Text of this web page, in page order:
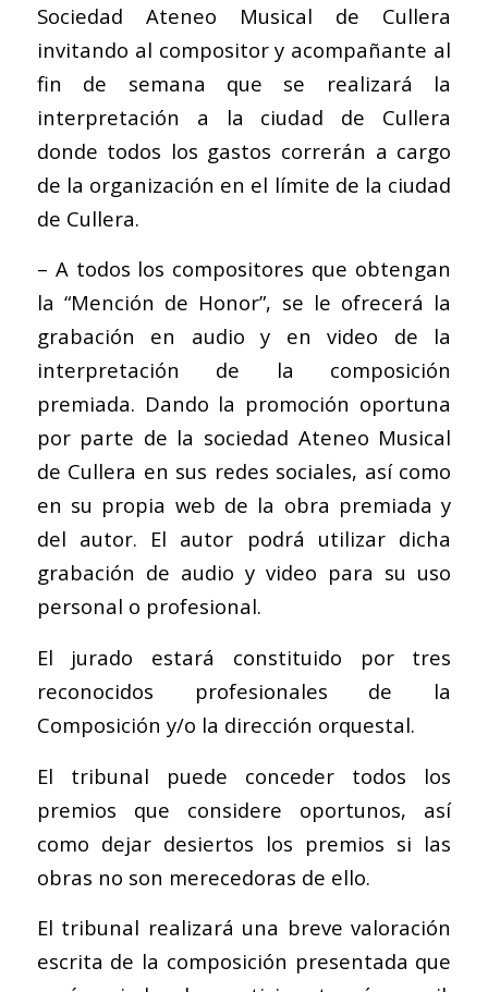
Sociedad Ateneo Musical de Cullera
invitando al compositor y acompañante al
fin de semana que se realizará la
interpretación a la ciudad de Cullera
donde todos los gastos correrán a cargo
de la organización en el límite de la ciudad
de Cullera.
– A todos los compositores que obtengan
la “Mención de Honor”, se le ofrecerá la
grabación en audio y en video de la
interpretación de la composición
premiada. Dando la promoción oportuna
por parte de la sociedad Ateneo Musical
de Cullera en sus redes sociales, así como
en su propia web de la obra premiada y
del autor. El autor podrá utilizar dicha
grabación de audio y video para su uso
personal o profesional.
El jurado estará constituido por tres
reconocidos profesionales de la
Composición y/o la dirección orquestal.
El tribunal puede conceder todos los
premios que considere oportunos, así
como dejar desiertos los premios si las
obras no son merecedoras de ello.
El tribunal realizará una breve valoración
escrita de la composición presentada que